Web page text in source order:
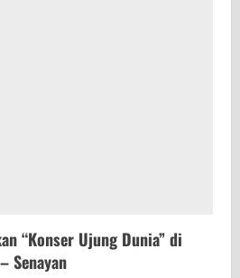
“Konser Ujung Dunia” di
Senayan